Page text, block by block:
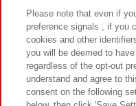
カスタマーハラスメント対応
Please note that even if
preference signals , if you
cookies and other
you will be deemed to
regardless of the opt-out
understand and agree to
consent on the following